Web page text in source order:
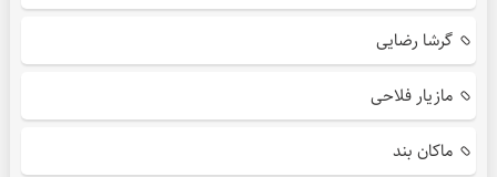
گرشا رضایی
مازیار فلاحی
ماکان بند